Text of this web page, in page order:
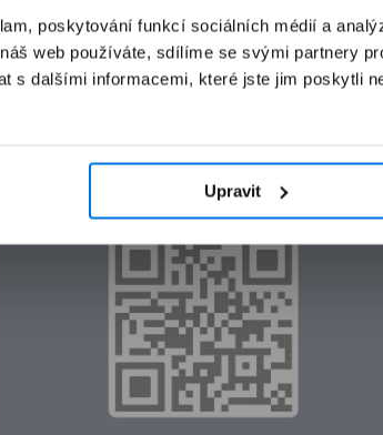
poskytování funkcí sociálních médií a
web používáte, sdílíme se svými partnery
s dalšími informacemi, které jste jim poskytli
Upravit